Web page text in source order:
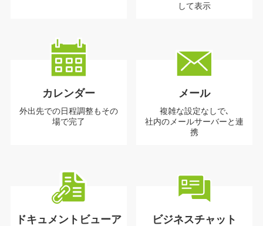
して表示
カレンダー
外出先での日程調整もその
場で完了
メール
複雑な設定なしで､
社内のメールサーバーと連
携
ドキュメントビューア ビジネスチャット